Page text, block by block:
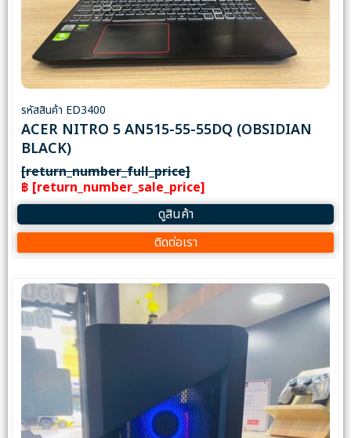
รหัสสินค้า ED3400
ACER NITRO 5 AN515-55-55DQ (OBSIDIAN
BLACK)
[return_number_full_price]
฿ [return_number_sale_price]
ดูสินค้า
ติดต่อเรา